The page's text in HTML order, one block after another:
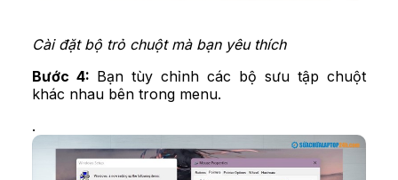
Cài đặt bộ trỏ chuột mà bạn yêu thích
Bước 4: Bạn tùy chỉnh các bộ sưu tập chuột
khác nhau bên trong menu.
.